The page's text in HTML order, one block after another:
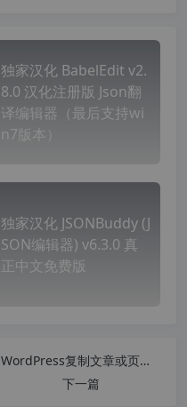
独家汉化 BabelEdit v2.
8.0 汉化注册版 Json翻
译编辑器（最后支持wi
n7版本）
独家汉化 JSONBuddy (J
SON编辑器) v6.3.0 真
正中文免费版
WordPress复制文章或页面插件 Duplicate Post 汉化中文版【更新到 v4.1.2】
下一篇